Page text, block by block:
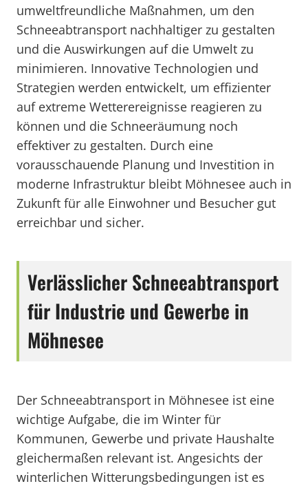
umweltfreundliche Maßnahmen, um den
Schneeabtransport nachhaltiger zu gestalten
und die Auswirkungen auf die Umwelt zu
minimieren. Innovative Technologien und
Strategien werden entwickelt, um effizienter
auf extreme Wetterereignisse reagieren zu
können und die Schneeräumung noch
effektiver zu gestalten. Durch eine
vorausschauende Planung und Investition in
moderne Infrastruktur bleibt Möhnesee auch in
Zukunft für alle Einwohner und Besucher gut
erreichbar und sicher.
Verlässlicher Schneeabtransport
für Industrie und Gewerbe in
Möhnesee
Der Schneeabtransport in Möhnesee ist eine
wichtige Aufgabe, die im Winter für
Kommunen, Gewerbe und private Haushalte
gleichermaßen relevant ist. Angesichts der
winterlichen Witterungsbedingungen ist es